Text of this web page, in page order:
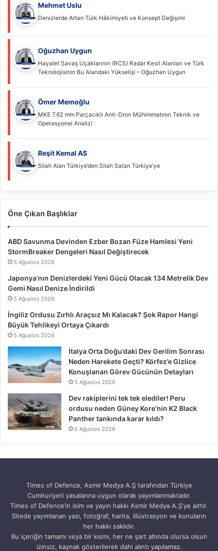
Mehmet Uslu
Denizlerde Artan Türk Hâkimiyeti ve Konsept Değişimi
Oğuzhan Uygun
Hayalet Savaş Uçaklarının (RCS) Radar Kesit Alanları ve Türk
Teknolojisinin Bu Alandaki Yükselişi – Oğuzhan Uygun
Ömer Memoğlu
MKE 7.62 mm Parçacıklı Anti-Dron Mühimmatının Teknik ve
Operasyonel Analizi
Reşit Kemal AS
Silah Alan Türkiye’den Silah Satan Türkiye’ye
Öne Çıkan Başlıklar
ABD Savunma Devinden Ezber Bozan Füze Hamlesi Yeni
StormBreaker Dengeleri Nasıl Değiştirecek
5 Ağustos 2026
Japonya’nın Denizlerdeki Yeni Gücü Olacak 134 Metrelik Dev
Gemi Nasıl Denize İndirildi
5 Ağustos 2026
İngiliz Ordusu Zırhlı Araçsız Mı Kalacak? Şok Rapor Hangi
Büyük Tehlikeyi Ortaya Çıkardı
5 Ağustos 2026
İtalya Orta Doğu’daki Dev Gerilim Sonrası
Neden Harekete Geçti? Körfez’e Gizlice
Konuşlanan Görev Gücünün Detayları
5 Ağustos 2026
Dev rakiplerini tek tek elediler! Peru
ordusu neden Güney Kore’nin K2 Black
Panther tankında karar kıldı?
5 Ağustos 2026
Times of Defence, Asmir Medya A.Ş tarafından Türkiye
Cumhuriyeti yasalarına uygun olarak yayımlanmaktadır.
Times of Defence’in isim ve yayın hakkı Asmir Medya A.Ş'ye aittir.
Sitede yayımlanan yazı, fotoğraf, harita, illüstrasyon ve konuların
her hakkı saklıdır.
Bu içeriğin tamamı veya bir kısmı, her ne şart altında olursa olsun
izinsiz, kaynak gösterilerek dahi alıntı yapılamaz.